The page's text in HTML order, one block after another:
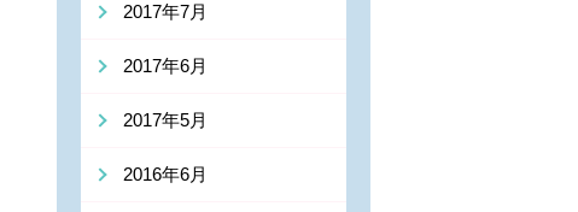
2017年7月
2017年6月
2017年5月
2016年6月